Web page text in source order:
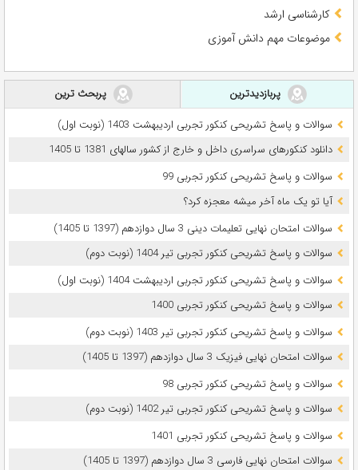
کارشناسی ارشد
موضوعات مهم دانش آموزی
پربازدیدترین
پربحث ترین
سوالات و پاسخ تشریحی کنکور تجربی اردیبهشت 1403 (نوبت اول)
دانلود کنکورهای سراسری داخل و خارج از کشور سالهای 1381 تا 1405
سوالات و پاسخ تشریحی کنکور تجربی 99
آیا تو یک ماه آخر میشه معجزه کرد؟
سوالات امتحان نهایی تعلیمات دینی 3 سال دوازدهم (1397 تا 1405)
سوالات و پاسخ تشریحی کنکور تجربی تیر 1404 (نوبت دوم)
سوالات و پاسخ تشریحی کنکور تجربی اردیبهشت 1404 (نوبت اول)
سوالات و پاسخ تشریحی کنکور تجربی 1400
سوالات و پاسخ تشریحی کنکور تجربی تیر 1403 (نوبت دوم)
سوالات امتحان نهایی فیزیک 3 سال دوازدهم (1397 تا 1405)
سوالات و پاسخ تشریحی کنکور تجربی 98
سوالات و پاسخ تشریحی کنکور تجربی تیر 1402 (نوبت دوم)
سوالات و پاسخ تشریحی کنکور تجربی 1401
سوالات امتحان نهایی فارسی 3 سال دوازدهم (1397 تا 1405)